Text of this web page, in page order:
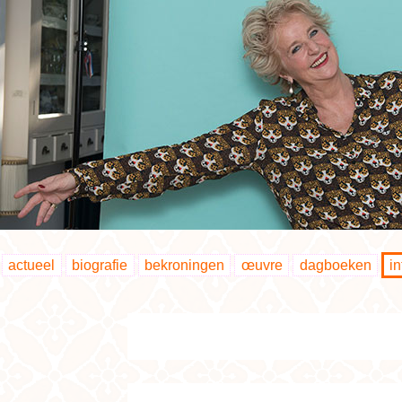
actueel biografie bekroningen œuvre dagboeken